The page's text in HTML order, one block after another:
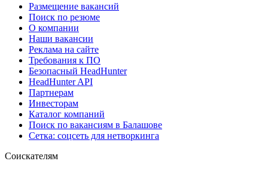
Размещение вакансий
Поиск по резюме
О компании
Наши вакансии
Реклама на сайте
Требования к ПО
Безопасный HeadHunter
HeadHunter API
Партнерам
Инвесторам
Каталог компаний
Поиск по вакансиям в Балашове
Сетка: соцсеть для нетворкинга
Соискателям